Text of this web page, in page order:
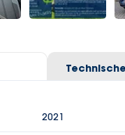
2021
95 pk